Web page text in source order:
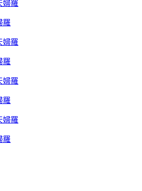
羅
羅
羅
羅